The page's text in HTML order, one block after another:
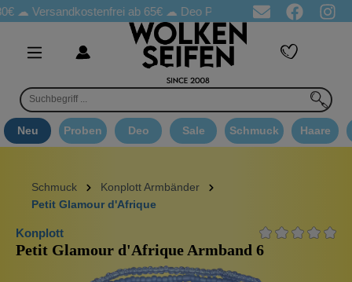
ab 65€☁ Deo Proben in jeder Bestellung ☁
Neu Proben Deo Sale Schmuck Haare
Schmuck
Konplott Armbänder
Petit Glamour d'Afrique
Konplott
Petit Glamour d'Afrique Armband 6